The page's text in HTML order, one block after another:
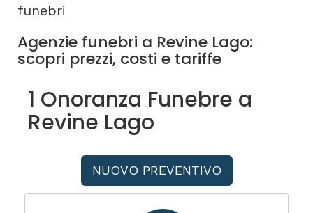
funebri
Agenzie funebri a Revine Lago:
scopri prezzi, costi e tariffe
1 Onoranza Funebre a
Revine Lago
NUOVO PREVENTIVO